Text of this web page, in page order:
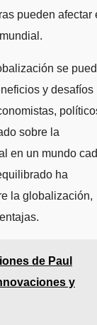
pueden afectar
se
y desafíos
sobre la
en un mundo
ha
la globalización,
de Paul
y